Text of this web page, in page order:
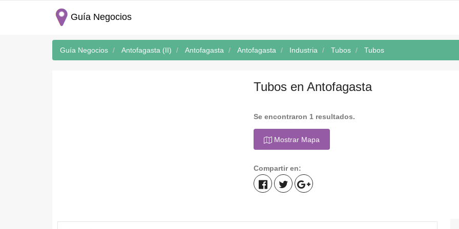
Guía Negocios
Guía Negocios Antofagasta (II) Antofagasta Antofagasta Industria Tubos Tubos
Tubos en Antofagasta
Se encontraron 1 resultados.
Mostrar Mapa
Compartir en: